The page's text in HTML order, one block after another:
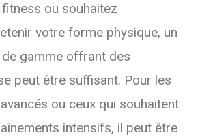
ou souhaitez
votre forme physique, un
de gamme offrant des
peut être suffisant. Pour les
ou ceux qui souhaitent
intensifs, il peut être